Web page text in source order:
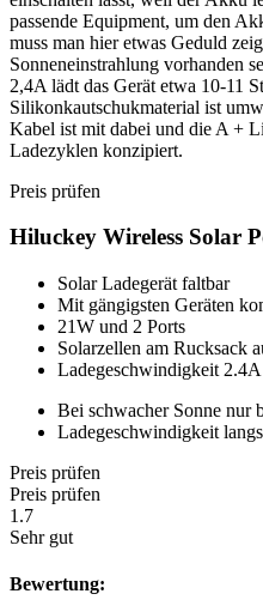
passende Equipment, um den
muss man hier etwas Geduld
Sonneneinstrahlung vorhanden
2,4A lädt das Gerät etwa 10-11
Silikonkautschukmaterial ist
Kabel ist mit dabei und die A +
Ladezyklen konzipiert.
Preis prüfen
Hiluckey Wireless Solar
Solar Ladegerät faltbar
Mit gängigsten Geräten
21W und 2 Ports
Solarzellen am Rucksack
Ladegeschwindigkeit
Bei schwacher Sonne nur
Ladegeschwindigkeit
Preis prüfen
Preis prüfen
1.7
Sehr gut
Bewertung: